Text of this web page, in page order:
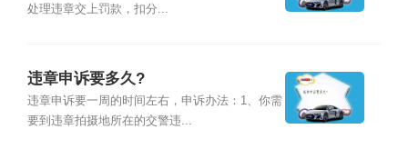
处理违章交上罚款，扣分...
违章申诉要多久?
违章申诉要一周的时间左右，申诉办法：1、你需
要到违章拍摄地所在的交警违...